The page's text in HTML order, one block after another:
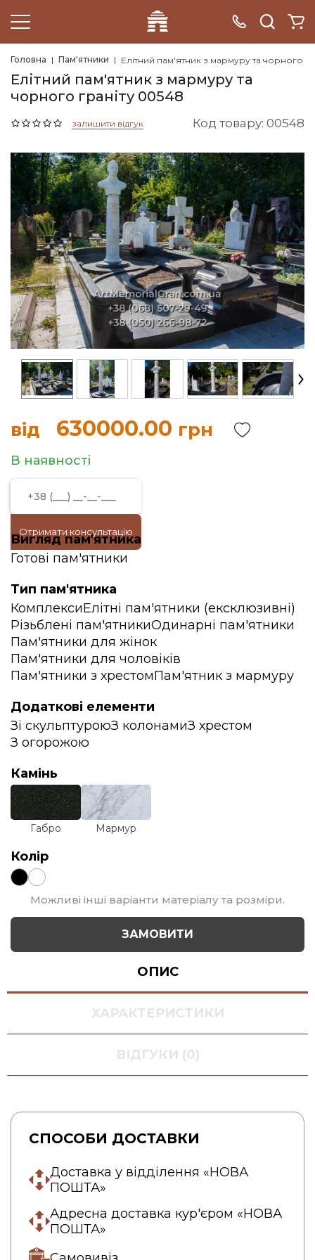
Головна Пам'ятники Елітний пам'ятник з мармуру та чорного
Елітний пам'ятник з мармуру та
чорного граніту 00548
залишити відгук Код товару: 00548
від 630000.00 грн
В наявності
Отримати консультацію
Вигляд пам'ятника
Готові пам'ятники
Тип пам'ятника
КомплексиЕлітні пам'ятники (ексклюзивні)
Різьблені пам'ятникиОдинарні пам'ятники
Пам'ятники для жінок
Пам'ятники для чоловіків
Пам'ятники з хрестомПам'ятник з мармуру
Додаткові елементи
Зі скульптуроюЗ колонамиЗ хрестом
З огорожою
Камінь
Габро Мармур
Колір
Можливі інші варіанти матеріалу та розміри.
ЗАМОВИТИ
ОПИС
ХАРАКТЕРИСТИКИ
ВІДГУКИ (0)
СПОСОБИ ДОСТАВКИ
Доставка у відділення «НОВА
ПОШТА»
Адресна доставка кур'єром «НОВА
ПОШТА»